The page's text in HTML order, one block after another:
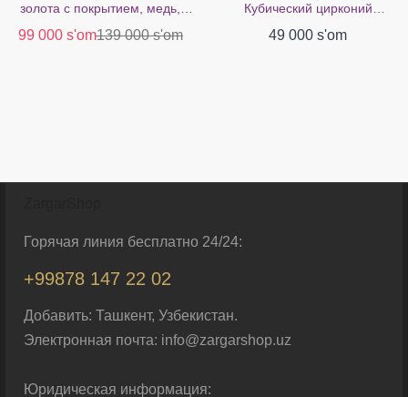
золота с покрытием, медь,
99 000 s'om139 000 s'om
Кубический цирконий
карат
49 000 s'om
Горячая линия бесплатно 24/24:
+99878 147 22 02
Добавить: Ташкент, Узбекистан.
Электронная почта: info@zargarshop.uz
Юридическая информация: